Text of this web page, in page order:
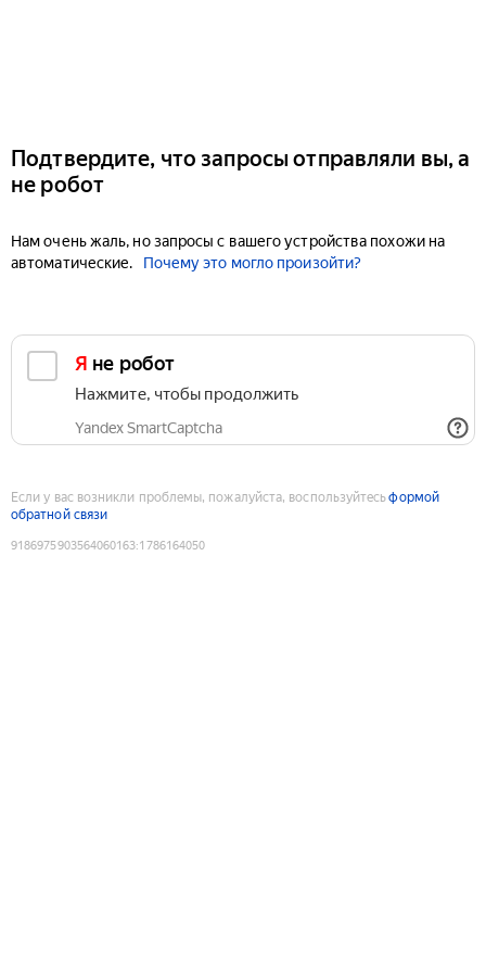
Подтвердите, что запросы отправляли вы, а
не робот
Нам очень жаль, но запросы с вашего устройства похожи на
автоматические.
Почему это могло произойти?
Я не робот
Нажмите, чтобы продолжить
Yandex SmartCaptcha
Если у вас возникли проблемы, пожалуйста, воспользуйтесьформой
обратной связи
9186975903564060163:1786164050